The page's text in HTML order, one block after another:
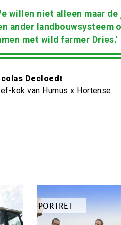
willen niet alleen maar
ander landbouwsysteem
met wild farmer Dries.'
Decloedt
kok van Humus x Hortense
TYPE
ARTIKEL
PORTRET